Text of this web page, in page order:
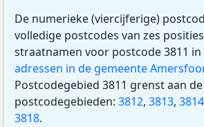
De numerieke (viercijferige)
volledige postcodes van zes
straatnamen voor postcode 3811 in
adressen in de gemeente
Postcodegebied 3811 grenst aan
postcodegebieden: 3812, 3813, 3814
3818.